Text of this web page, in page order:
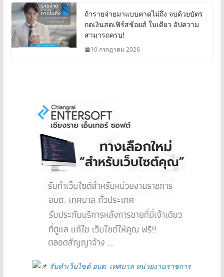
ถ้ารายจ่ายมาแบบคาดไม่ถึง จบด้วยบัตร
กดเงินสดเฟิร์สช้อยส์ ใบเดียว อัปความ
สามารถครบ!
10 กรกฎาคม 2026
รับทำเว็บไซต์ อบต. เทศบาล หน่วยงานราชการ